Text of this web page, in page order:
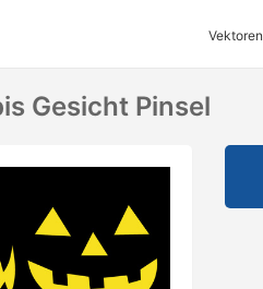
Vektoren
Gesicht Pinsel